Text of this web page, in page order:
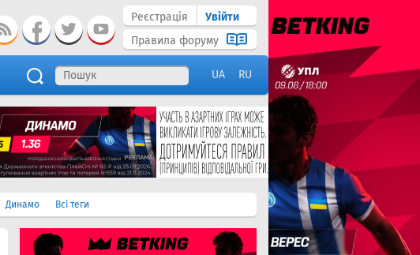
Реєстрація
Увійти
Правила форуму
UA RU
Динамо Всі теги